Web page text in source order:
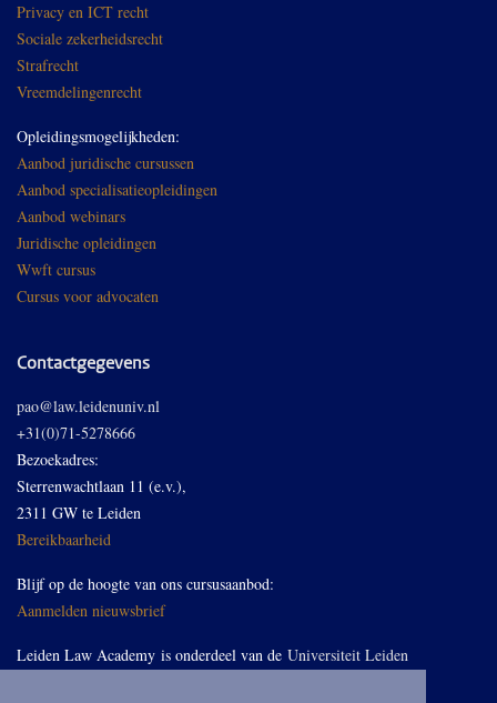
Privacy en ICT recht
Sociale zekerheidsrecht
Strafrecht
Vreemdelingenrecht
Opleidingsmogelijkheden:
Aanbod juridische cursussen
Aanbod specialisatieopleidingen
Aanbod webinars
Juridische opleidingen
Wwft cursus
Cursus voor advocaten
Contactgegevens
pao@law.leidenuniv.nl
+31(0)71-5278666
Bezoekadres:
Sterrenwachtlaan 11 (e.v.),
2311 GW te Leiden
Bereikbaarheid
Blijf op de hoogte van ons cursusaanbod:
Aanmelden nieuwsbrief
Leiden Law Academy is onderdeel van de Universiteit Leiden